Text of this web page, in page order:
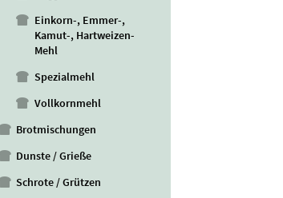
Einkorn-, Emmer-,
Kamut-, Hartweizen-
Mehl
Spezialmehl
Vollkornmehl
Brotmischungen
Dunste / Grieße
Schrote / Grützen